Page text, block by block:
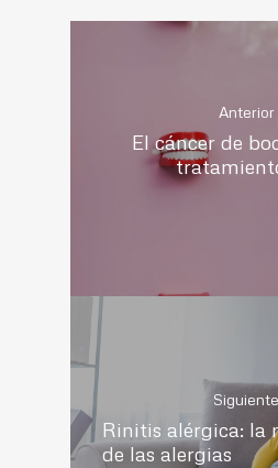
Anterior
El cáncer de
Siguiente
Rinitis alérgica: la
de las alergias